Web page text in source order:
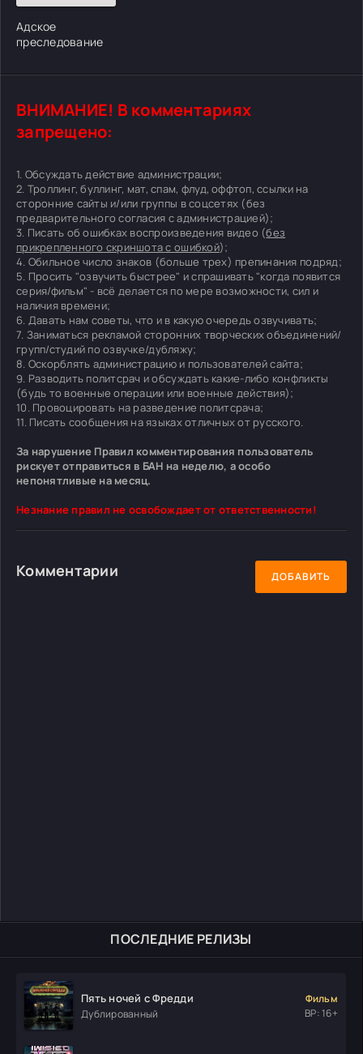
ПОСЛЕДНИЕ РЕЛИЗЫ
Пять ночей с Фредди
Дублированный
Фильм
ВР: 16+
Адское
преследование
ВНИМАНИЕ! В комментариях
запрещено:
1. Обсуждать действие администрации;
2. Троллинг, буллинг, мат, спам, флуд, оффтоп, ссылки на
сторонние сайты и/или группы в соцсетях (без
предварительного согласия с администрацией);
3. Писать об ошибках воспроизведения видео (без
прикрепленного скриншота с ошибкой);
4. Обильное число знаков (больше трех) препинания подряд;
5. Просить "озвучить быстрее" и спрашивать "когда появится
серия/фильм" - всё делается по мере возможности, сил и
наличия времени;
6. Давать нам советы, что и в какую очередь озвучивать;
7. Заниматься рекламой сторонних творческих объединений/
групп/студий по озвучке/дубляжу;
8. Оскорблять администрацию и пользователей сайта;
9. Разводить политсрач и обсуждать какие-либо конфликты
(будь то военные операции или военные действия);
10. Провоцировать на разведение политсрача;
11. Писать сообщения на языках отличных от русского.
За нарушение Правил комментирования пользователь
рискует отправиться в БАН на неделю, а особо
непонятливые на месяц.
Незнание правил не освобождает от ответственности!
Комментарии ДОБАВИТЬ